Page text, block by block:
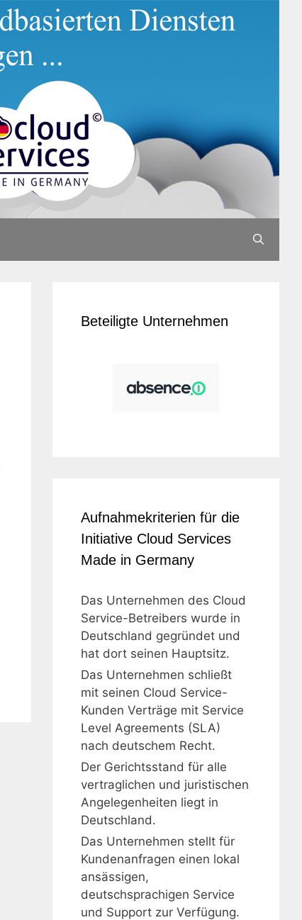
Beteiligte Unternehmen
Aufnahmekriterien für die
Initiative Cloud Services
Made in Germany
Das Unternehmen des Cloud
Service-Betreibers wurde in
Deutschland gegründet und
hat dort seinen Hauptsitz.
Das Unternehmen schließt
mit seinen Cloud Service-
Kunden Verträge mit Service
Level Agreements (SLA)
nach deutschem Recht.
Der Gerichtsstand für alle
vertraglichen und juristischen
Angelegenheiten liegt in
Deutschland.
Das Unternehmen stellt für
Kundenanfragen einen lokal
ansässigen,
deutschsprachigen Service
und Support zur Verfügung.